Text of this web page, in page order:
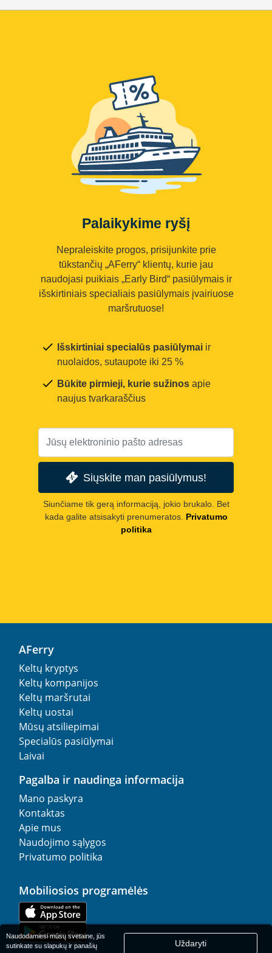
Palaikykime ryšį
Nepraleiskite progos, prisijunkite prie
tūkstančių „AFerry“ klientų, kurie jau
naudojasi puikiais „Early Bird“ pasiūlymais ir
išskirtiniais specialiais pasiūlymais įvairiuose
maršrutuose!
Išskirtiniai specialūs pasiūlymai ir
nuolaidos, sutaupote iki 25 %
Būkite pirmieji, kurie sužinos apie
naujus tvarkaraščius
Siųskite man pasiūlymus!
Siunčiame tik gerą informaciją, jokio brukalo. Bet
kada galite atsisakyti prenumeratos. Privatumo
politika
AFerry
Keltų kryptys
Keltų kompanijos
Keltų maršrutai
Keltų uostai
Mūsų atsiliepimai
Specialūs pasiūlymai
Laivai
Pagalba ir naudinga informacija
Mano paskyra
Kontaktas
Apie mus
Naudojimo sąlygos
Privatumo politika
Mobiliosios programėlės
Naudodamiesi mūsų svetaine, jūs
sutinkate su slapukų ir panašių
Uždaryti